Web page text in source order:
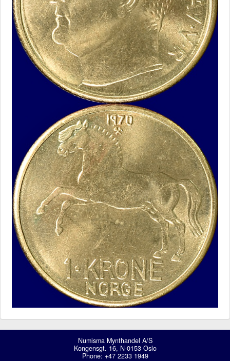
Numisma Mynthandel A/S
Kongensgt. 16, N-0153 Oslo
Phone: +47 2233 1949